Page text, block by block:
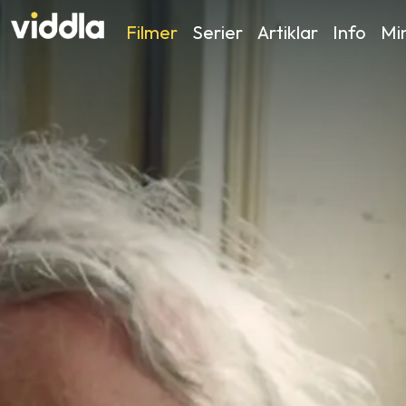
Filmer Serier Artiklar Info